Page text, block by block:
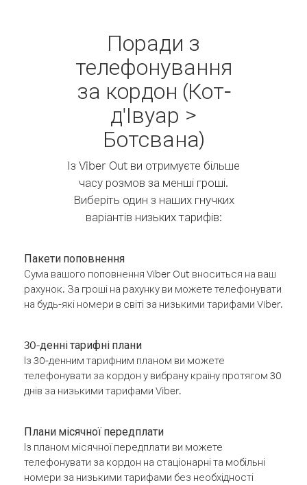
Поради з
телефонування
за кордон (Кот-
д'Івуар >
Ботсвана)
Із Viber Out ви отримуєте більше
часу розмов за менші гроші.
Виберіть один з наших гнучких
варіантів низьких тарифів:
Пакети поповнення
Сума вашого поповнення Viber Out вноситься на ваш
рахунок. За гроші на рахунку ви можете телефонувати
на будь-які номери в світі за низькими тарифами Viber.
30-денні тарифні плани
Із 30-денним тарифним планом ви можете
телефонувати за кордон у вибрану країну протягом 30
днів за низькими тарифами Viber.
Плани місячної передплати
Із планом місячної передплати ви можете
телефонувати за кордон на стаціонарні та мобільні
номери за низькими тарифами без необхідності